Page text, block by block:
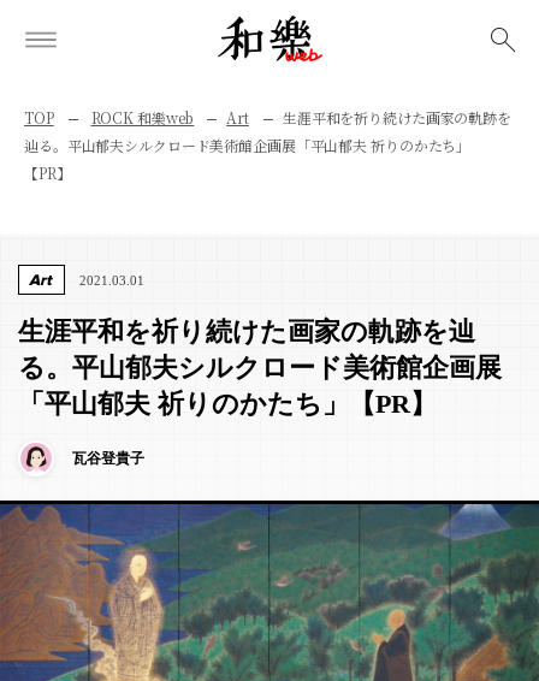
TOP ROCK 和樂web Art
生涯平和を祈り続けた画家の軌跡を
辿る。平山郁夫シルクロード美術館企画展「平山郁夫 祈りのかたち」
【PR】
Art 2021.03.01
生涯平和を祈り続けた画家の軌跡を辿
る。平山郁夫シルクロード美術館企画展
「平山郁夫 祈りのかたち」【PR】
瓦谷登貴子